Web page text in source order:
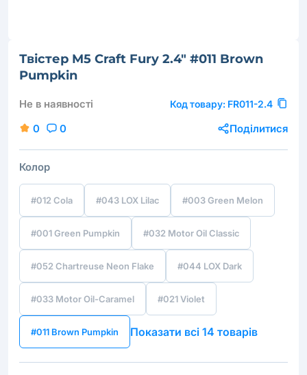
Твістер M5 Craft Fury 2.4" #011 Brown
Pumpkin
Не в наявності Код товару: FR011-2.4
0 0 Поділитися
Колор
#012 Cola #043 LOX Lilac #003 Green Melon
#001 Green Pumpkin #032 Motor Oil Classic
#052 Chartreuse Neon Flake #044 LOX Dark
#033 Motor Oil-Caramel #021 Violet
#011 Brown Pumpkin Показати всі 14 товарів